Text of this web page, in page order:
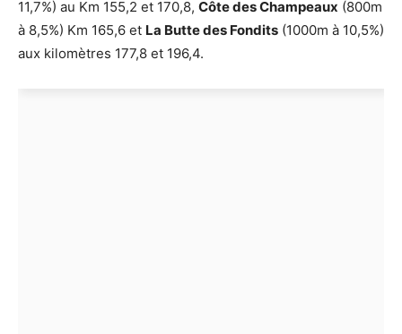
11,7%) au Km 155,2 et 170,8, Côte des Champeaux (800m
à 8,5%) Km 165,6 et La Butte des Fondits (1000m à 10,5%)
aux kilomètres 177,8 et 196,4.